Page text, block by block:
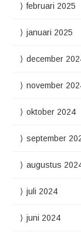
februari 2025
januari 2025
december
november
oktober 2024
september
augustus
juli 2024
juni 2024